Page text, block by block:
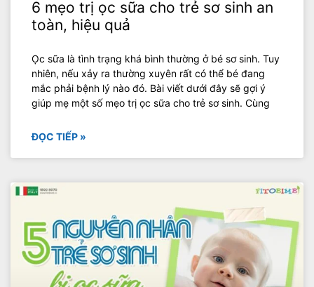
6 mẹo trị ọc sữa cho trẻ sơ sinh an
toàn, hiệu quả
Ọc sữa là tình trạng khá bình thường ở bé sơ sinh. Tuy
nhiên, nếu xảy ra thường xuyên rất có thể bé đang
mắc phải bệnh lý nào đó. Bài viết dưới đây sẽ gợi ý
giúp mẹ một số mẹo trị ọc sữa cho trẻ sơ sinh. Cùng
ĐỌC TIẾP »